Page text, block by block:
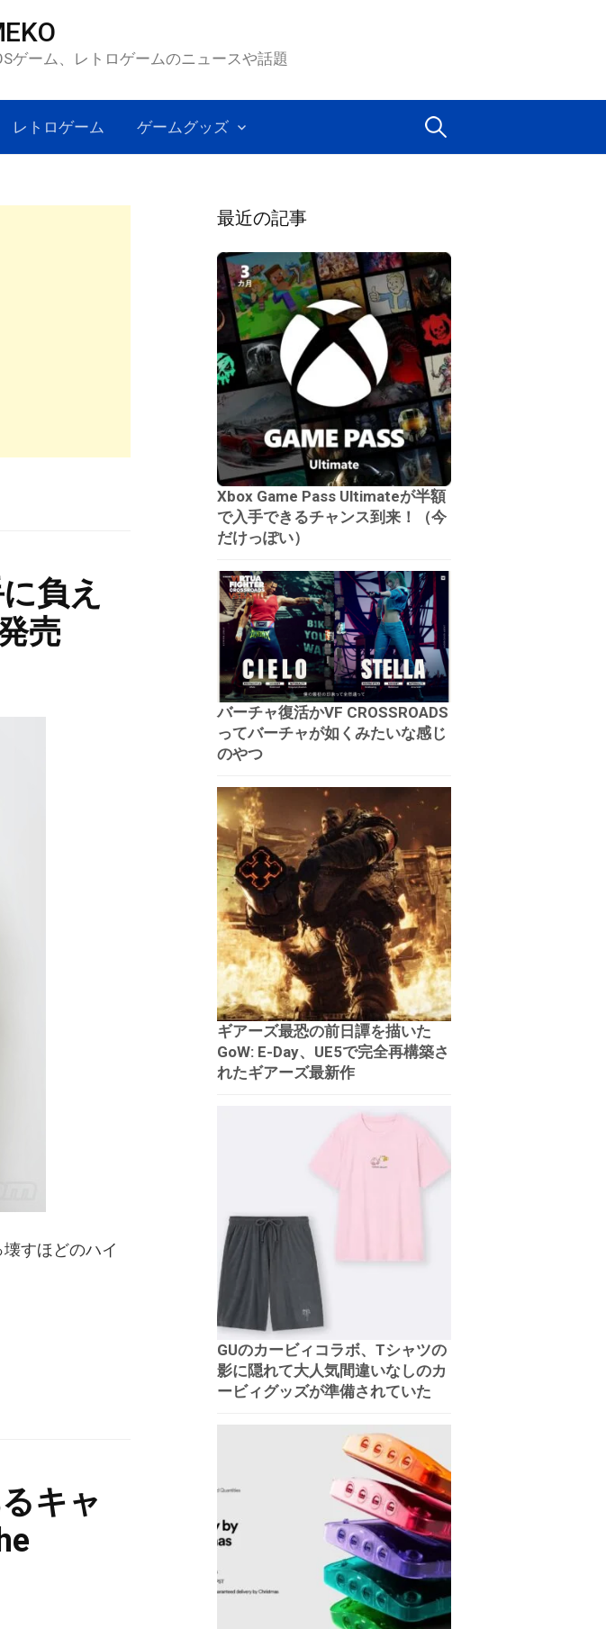
ゲーム、レトロゲームのニュースや話題
レトロゲーム ゲームグッズ 検
負え
売
すほどのハイ
キャ
最近の記事
Xbox Game Pass Ultimateが半額
で入手できるチャンス到来！（今
だけっぽい）
バーチャ復活かVF CROSSROADS
ってバーチャが如くみたいな感じ
のやつ
ギアーズ最恐の前日譚を描いた
GoW: E-Day、UE5で完全再構築さ
れたギアーズ最新作
GUのカービィコラボ、Tシャツの
影に隠れて大人気間違いなしのカ
ービィグッズが準備されていた